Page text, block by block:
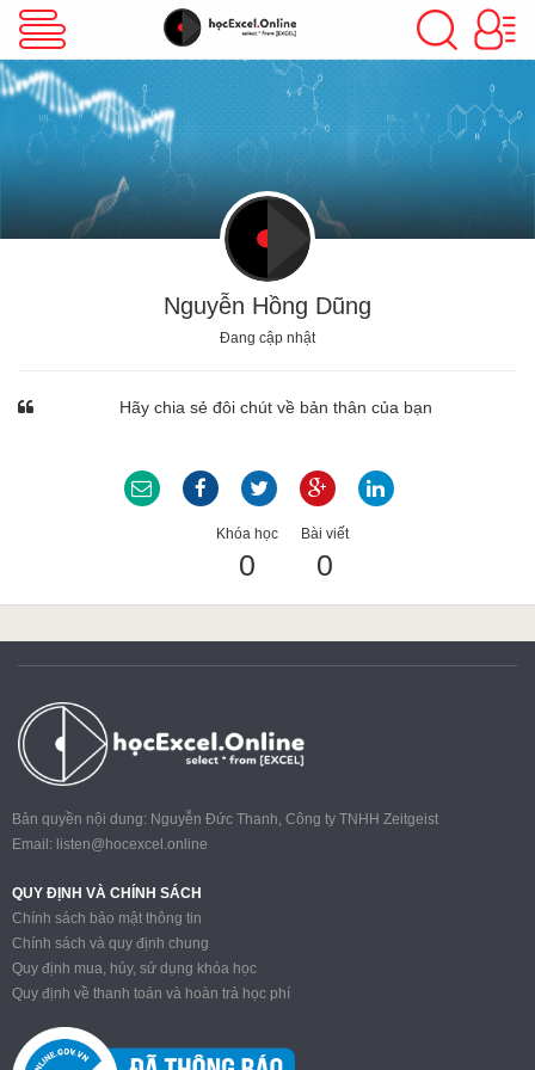
VBA Excel
Excel Cơ Bản
Excel Nâng Cao
Google Sheet
MOS
Power BI
Nguyễn Hồng Dũng
Đang cập nhật
Hãy chia sẻ đôi chút về bản thân của bạn
Khóa học
0
Bài viết
0
Bản quyền nội dung: Nguyễn Đức Thanh, Công ty TNHH Zeitgeist
Email: listen@hocexcel.online
QUY ĐỊNH VÀ CHÍNH SÁCH
Chính sách bảo mật thông tin
Chính sách và quy định chung
Quy định mua, hủy, sử dụng khóa học
Quy định về thanh toán và hoàn trả học phí